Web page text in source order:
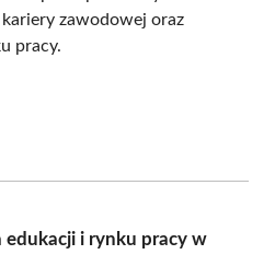
kariery zawodowej oraz
pracy.
edukacji i rynku pracy w